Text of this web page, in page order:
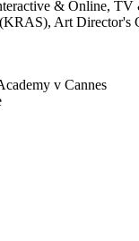
& Online,
Art Director's
v Cannes